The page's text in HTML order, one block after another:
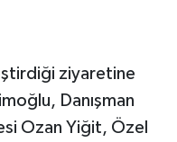
ziyaretine
Danışman
Ozan Yiğit, Özel